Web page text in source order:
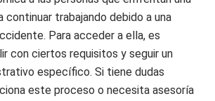
continuar trabajando debido a una
Para acceder a ella, es
con ciertos requisitos y seguir un
específico. Si tiene dudas
este proceso o necesita asesoría